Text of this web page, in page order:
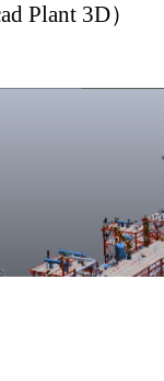
Plant 3D）